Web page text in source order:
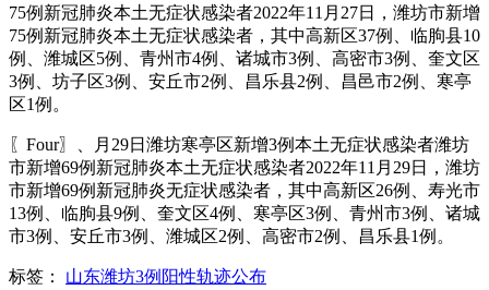
75例新冠肺炎本土无症状感染者2022年11月27日，潍坊市新增
75例新冠肺炎本土无症状感染者，其中高新区37例、临朐县10
例、潍城区5例、青州市4例、诸城市3例、高密市3例、奎文区
3例、坊子区3例、安丘市2例、昌乐县2例、昌邑市2例、寒亭
区1例。
〖Four〗、月29日潍坊寒亭区新增3例本土无症状感染者潍坊
市新增69例新冠肺炎本土无症状感染者2022年11月29日，潍坊
市新增69例新冠肺炎无症状感染者，其中高新区26例、寿光市
13例、临朐县9例、奎文区4例、寒亭区3例、青州市3例、诸城
市3例、安丘市3例、潍城区2例、高密市2例、昌乐县1例。
标签： 山东潍坊3例阳性轨迹公布